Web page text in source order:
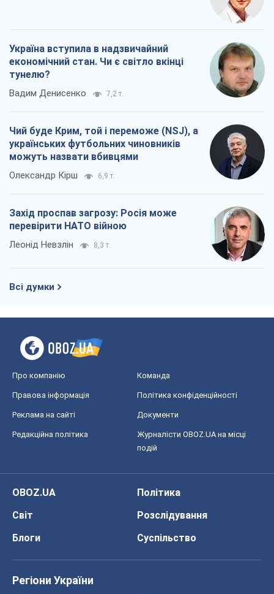
Україна вступила в надзвичайний
економічний стан. Чи є світло вкінці
тунелю?
Вадим Денисенко 7,2 т.
Чий буде Крим, той і переможе (NSJ), а
українських футбольних чиновників
можуть назвати вбивцями
Олександр Кірш 6,9 т.
Захід проспав загрозу: Росія може
перевірити НАТО війною
Леонід Невзлін 8,3 т.
Всі думки
Про компанію Команда
Правова інформація Політика конфіденційності
Реклама на сайті Документи
Редакційна політика
Журналісти OBOZ.UA на місці
подій
OBOZ.UA
Політика
Світ
Розслідування
Блоги
Суспільство
Регіони України